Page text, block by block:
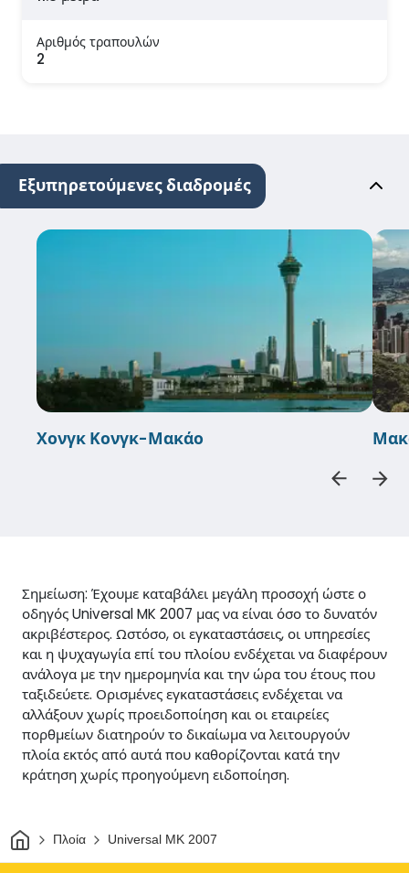
Αριθμός τραπουλών
2
Εξυπηρετούμενες διαδρομές
Χονγκ Κονγκ-Μακάο
Σημείωση: Έχουμε καταβάλει μεγάλη προσοχή ώστε ο
οδηγός Universal MK 2007 μας να είναι όσο το δυνατόν
ακριβέστερος. Ωστόσο, οι εγκαταστάσεις, οι υπηρεσίες
και η ψυχαγωγία επί του πλοίου ενδέχεται να διαφέρουν
ανάλογα με την ημερομηνία και την ώρα του έτους που
ταξιδεύετε. Ορισμένες εγκαταστάσεις ενδέχεται να
αλλάξουν χωρίς προειδοποίηση και οι εταιρείες
πορθμείων διατηρούν το δικαίωμα να λειτουργούν
πλοία εκτός από αυτά που καθορίζονται κατά την
κράτηση χωρίς προηγούμενη ειδοποίηση.
ΣπίτιΠλοία Universal MK 2007